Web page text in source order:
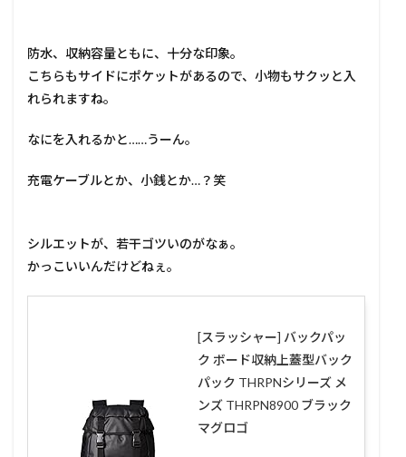
防水、収納容量ともに、十分な印象。
こちらもサイドにポケットがあるので、小物もサクッと入
れられますね。
なにを入れるかと……うーん。
充電ケーブルとか、小銭とか…？笑
シルエットが、若干ゴツいのがなぁ。
かっこいいんだけどねぇ。
[スラッシャー] バックパッ
ク ボード収納上蓋型バック
パック THRPNシリーズ メ
ンズ THRPN8900 ブラック
マグロゴ